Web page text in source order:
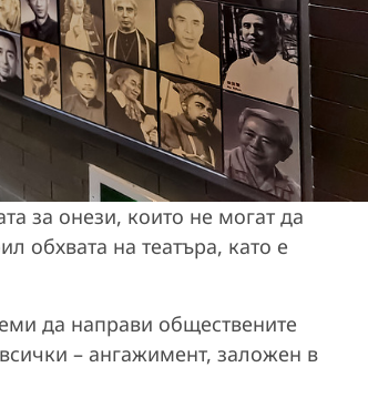
за онези, които не могат да
обхвата на театъра, като е
да направи обществените
– ангажимент, заложен в